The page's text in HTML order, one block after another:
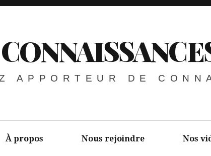
APPORTEUR DE
À propos Nous rejoindre Nos